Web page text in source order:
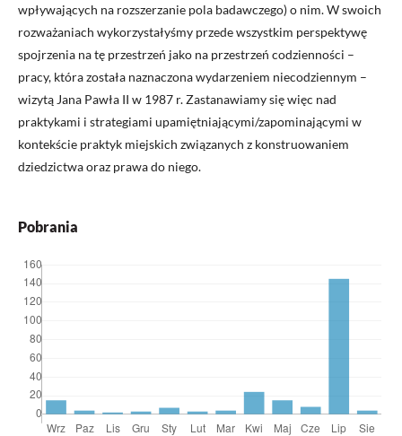
wpływających na rozszerzanie pola badawczego) o nim. W swoich
rozważaniach wykorzystałyśmy przede wszystkim perspektywę
spojrzenia na tę przestrzeń jako na przestrzeń codzienności –
pracy, która została naznaczona wydarzeniem niecodziennym –
wizytą Jana Pawła II w 1987 r. Zastanawiamy się więc nad
praktykami i strategiami upamiętniającymi/zapominającymi w
kontekście praktyk miejskich związanych z konstruowaniem
dziedzictwa oraz prawa do niego.
Pobrania